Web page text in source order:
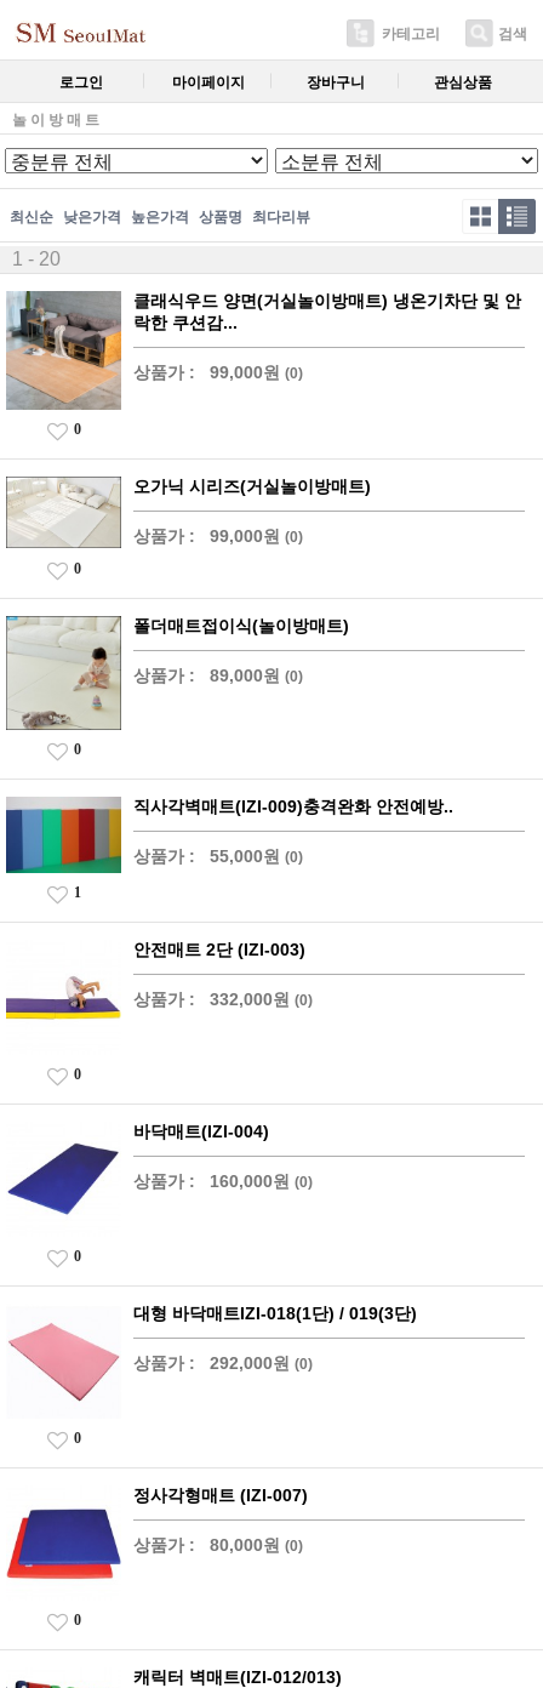
카테고리 검색
로그인 마이페이지 장바구니 관심상품
놀 이 방 매 트
최신순 낮은가격 높은가격 상품명 최다리뷰
1 - 20
클래식우드 양면(거실놀이방매트) 냉온기차단 및 안
락한 쿠션감...
상품가 : 99,000원 (0)
0
오가닉 시리즈(거실놀이방매트)
상품가 : 99,000원 (0)
0
폴더매트접이식(놀이방매트)
상품가 : 89,000원 (0)
0
직사각벽매트(IZI-009)충격완화 안전예방..
상품가 : 55,000원 (0)
1
안전매트 2단 (IZI-003)
상품가 : 332,000원 (0)
0
바닥매트(IZI-004)
상품가 : 160,000원 (0)
0
대형 바닥매트IZI-018(1단) / 019(3단)
상품가 : 292,000원 (0)
0
정사각형매트 (IZI-007)
상품가 : 80,000원 (0)
0
캐릭터 벽매트(IZI-012/013)